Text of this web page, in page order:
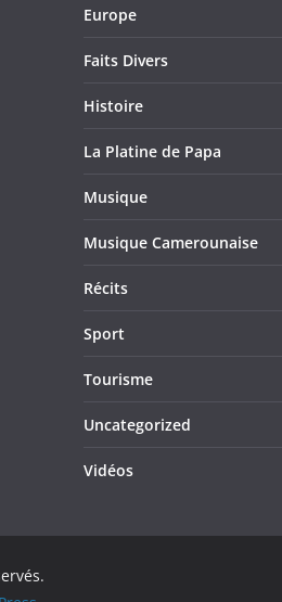
Europe
Faits Divers
Histoire
La Platine de Papa
Musique
Musique Camerounaise
Récits
Sport
Tourisme
Uncategorized
Vidéos